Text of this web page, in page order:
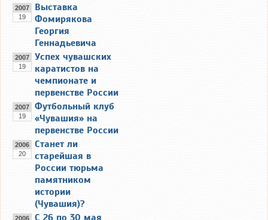
2007
19
Выставка
Фомирякова
Георгия
Геннадьевича
2007
19
Успех чувашских
каратистов на
чемпионате и
первенстве России
2007
19
Футбольный клуб
«Чувашия» на
первенстве России
2006
20
Станет ли
старейшая в
России тюрьма
памятником
истории
(Чувашия)?
2006 С 26 по 30 мая